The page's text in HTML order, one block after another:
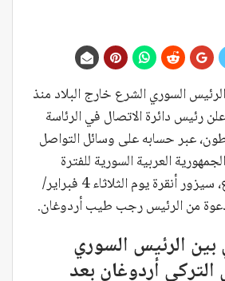
السوري الشرع خارج البلاد منذ
رئيس دائرة الاتصال في الرئاسة
عبر حسابه على وسائل التواصل
العربية السورية للفترة
الانتقالية، أحمد الشرع، سيزور أنقرة يوم الثلاثاء 4 فبراير/
الرئيس السوري
أردوغان بعد